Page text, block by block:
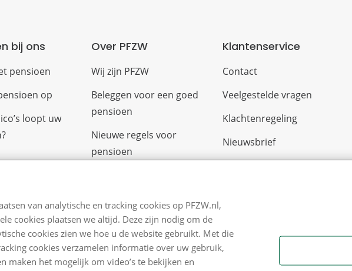
bij ons
pensioen
op
loopt uw
Over PFZW
Wij zijn PFZW
Beleggen voor een goed
pensioen
Nieuwe regels voor
pensioen
Nieuws
Voor de pers
PFZW Dichtbij
Klantenservice
Contact
Veelgestelde vragen
Klachtenregeling
Nieuwsbrief
van analytische en tracking cookies op PFZW.nl,
cookies plaatsen we altijd. Deze zijn nodig om de
cookies zien we hoe u de website gebruikt. Met die
cookies verzamelen informatie over uw gebruik,
maken het mogelijk om video’s te bekijken en